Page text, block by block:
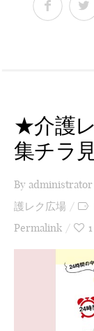
★介護
集チラ
By administrator
護レク広場
Permalink
1